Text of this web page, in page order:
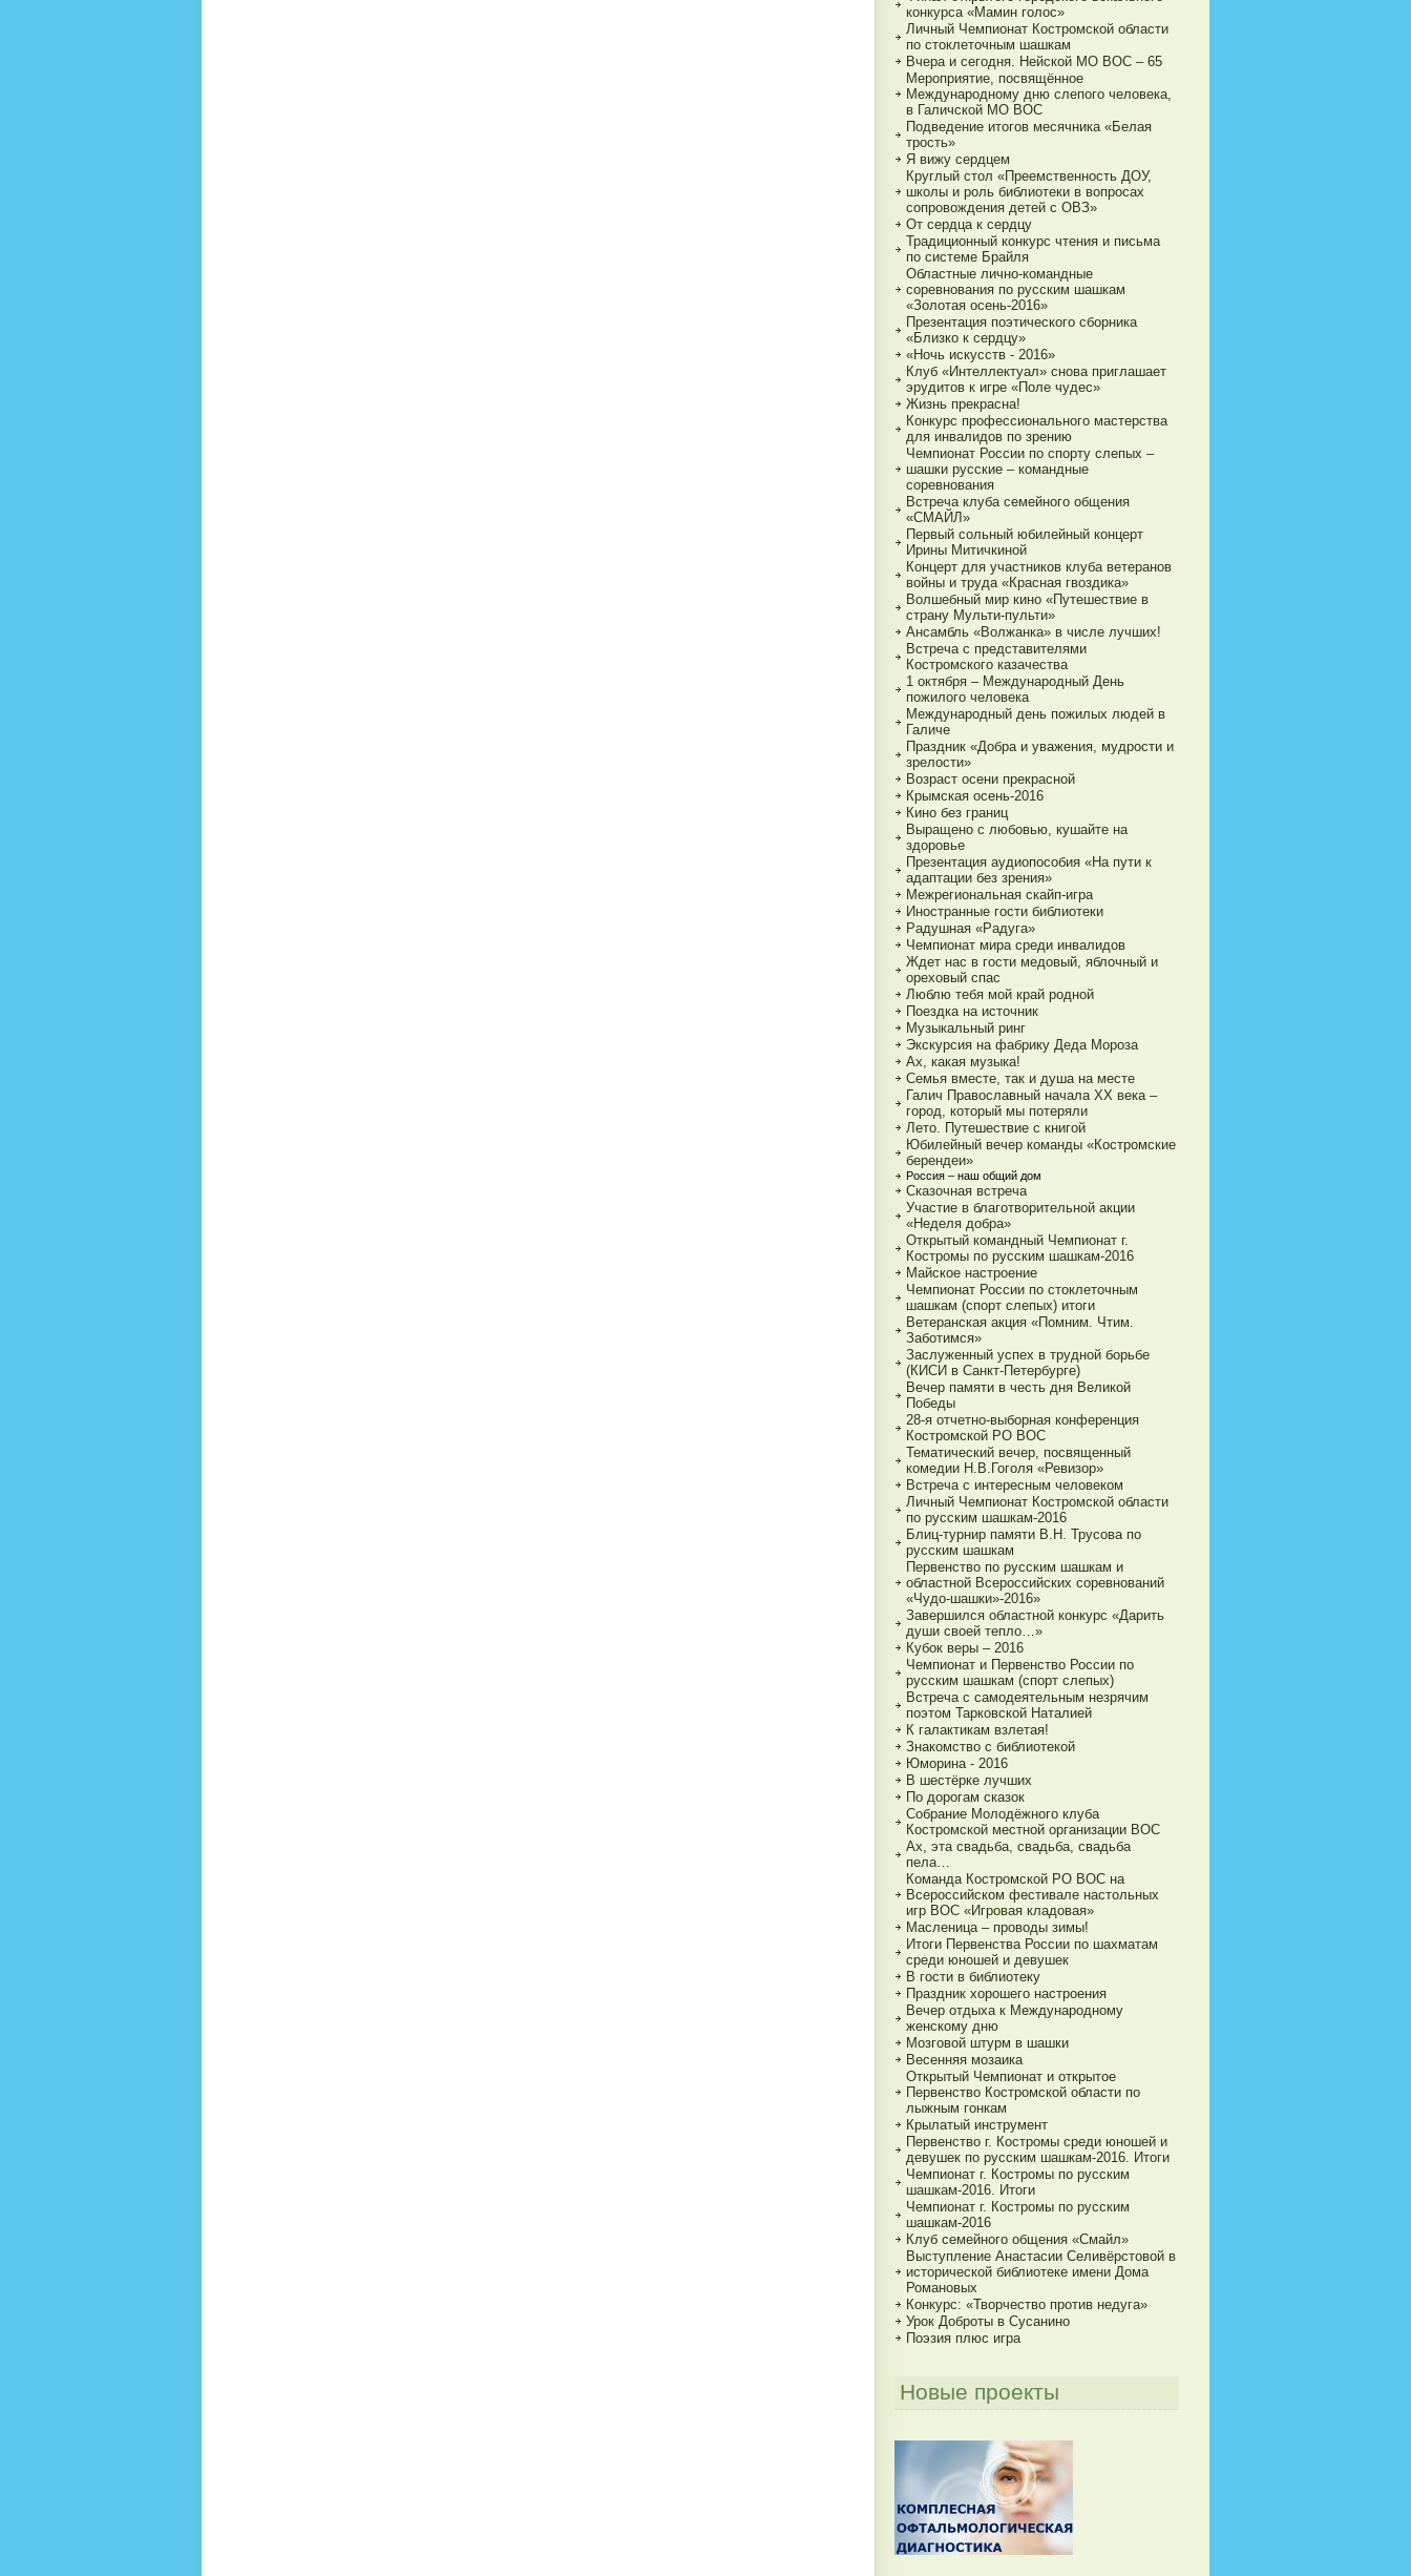
конкурса «Мамин голос»
Личный Чемпионат Костромской области
по стоклеточным шашкам
Вчера и сегодня. Нейской МО ВОС – 65
Мероприятие, посвящённое
Международному дню слепого человека,
в Галичской МО ВОС
Подведение итогов месячника «Белая
трость»
Я вижу сердцем
Круглый стол «Преемственность ДОУ,
школы и роль библиотеки в вопросах
сопровождения детей с ОВЗ»
От сердца к сердцу
Традиционный конкурс чтения и письма
по системе Брайля
Областные лично-командные
соревнования по русским шашкам
«Золотая осень-2016»
Презентация поэтического сборника
«Близко к сердцу»
«Ночь искусств - 2016»
Клуб «Интеллектуал» снова приглашает
эрудитов к игре «Поле чудес»
Жизнь прекрасна!
Конкурс профессионального мастерства
для инвалидов по зрению
Чемпионат России по спорту слепых –
шашки русские – командные
соревнования
Встреча клуба семейного общения
«СМАЙЛ»
Первый сольный юбилейный концерт
Ирины Митичкиной
Концерт для участников клуба ветеранов
войны и труда «Красная гвоздика»
Волшебный мир кино «Путешествие в
страну Мульти-пульти»
Ансамбль «Волжанка» в числе лучших!
Встреча с представителями
Костромского казачества
1 октября – Международный День
пожилого человека
Международный день пожилых людей в
Галиче
Праздник «Добра и уважения, мудрости и
зрелости»
Возраст осени прекрасной
Крымская осень-2016
Кино без границ
Выращено с любовью, кушайте на
здоровье
Презентация аудиопособия «На пути к
адаптации без зрения»
Межрегиональная скайп-игра
Иностранные гости библиотеки
Радушная «Радуга»
Чемпионат мира среди инвалидов
Ждет нас в гости медовый, яблочный и
ореховый спас
Люблю тебя мой край родной
Поездка на источник
Музыкальный ринг
Экскурсия на фабрику Деда Мороза
Ах, какая музыка!
Семья вместе, так и душа на месте
Галич Православный начала ХХ века –
город, который мы потеряли
Лето. Путешествие с книгой
Юбилейный вечер команды «Костромские
берендеи»
Россия – наш общий дом
Сказочная встреча
Участие в благотворительной акции
«Неделя добра»
Открытый командный Чемпионат г.
Костромы по русским шашкам-2016
Майское настроение
Чемпионат России по стоклеточным
шашкам (спорт слепых) итоги
Ветеранская акция «Помним. Чтим.
Заботимся»
Заслуженный успех в трудной борьбе
(КИСИ в Санкт-Петербурге)
Вечер памяти в честь дня Великой
Победы
28-я отчетно-выборная конференция
Костромской РО ВОС
Тематический вечер, посвященный
комедии Н.В.Гоголя «Ревизор»
Встреча с интересным человеком
Личный Чемпионат Костромской области
по русским шашкам-2016
Блиц-турнир памяти В.Н. Трусова по
русским шашкам
Первенство по русским шашкам и
областной Всероссийских соревнований
«Чудо-шашки»-2016»
Завершился областной конкурс «Дарить
души своей тепло…»
Кубок веры – 2016
Чемпионат и Первенство России по
русским шашкам (спорт слепых)
Встреча с самодеятельным незрячим
поэтом Тарковской Наталией
К галактикам взлетая!
Знакомство с библиотекой
Юморина - 2016
В шестёрке лучших
По дорогам сказок
Собрание Молодёжного клуба
Костромской местной организации ВОС
Ах, эта свадьба, свадьба, свадьба
пела…
Команда Костромской РО ВОС на
Всероссийском фестивале настольных
игр ВОС «Игровая кладовая»
Масленица – проводы зимы!
Итоги Первенства России по шахматам
среди юношей и девушек
В гости в библиотеку
Праздник хорошего настроения
Вечер отдыха к Международному
женскому дню
Мозговой штурм в шашки
Весенняя мозаика
Открытый Чемпионат и открытое
Первенство Костромской области по
лыжным гонкам
Крылатый инструмент
Первенство г. Костромы среди юношей и
девушек по русским шашкам-2016. Итоги
Чемпионат г. Костромы по русским
шашкам-2016. Итоги
Чемпионат г. Костромы по русским
шашкам-2016
Клуб семейного общения «Смайл»
Выступление Анастасии Селивёрстовой в
исторической библиотеке имени Дома
Романовых
Конкурс: «Творчество против недуга»
Урок Доброты в Сусанино
Поэзия плюс игра
Новые проекты